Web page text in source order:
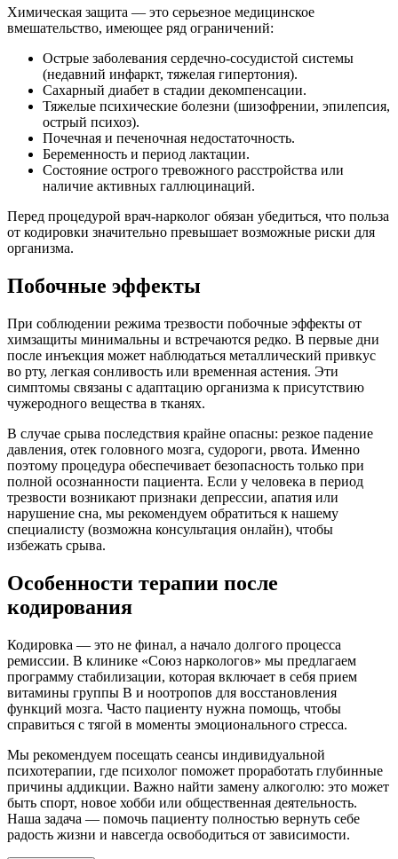
Химическая защита — это серьезное медицинское
вмешательство, имеющее ряд ограничений:
Острые заболевания сердечно-сосудистой системы
(недавний инфаркт, тяжелая гипертония).
Сахарный диабет в стадии декомпенсации.
Тяжелые психические болезни (шизофрении, эпилепсия,
острый психоз).
Почечная и печеночная недостаточность.
Беременность и период лактации.
Состояние острого тревожного расстройства или
наличие активных галлюцинаций.
Перед процедурой врач-нарколог обязан убедиться, что польза
от кодировки значительно превышает возможные риски для
организма.
Побочные эффекты
При соблюдении режима трезвости побочные эффекты от
химзащиты минимальны и встречаются редко. В первые дни
после инъекция может наблюдаться металлический привкус
во рту, легкая сонливость или временная астения. Эти
симптомы связаны с адаптацию организма к присутствию
чужеродного вещества в тканях.
В случае срыва последствия крайне опасны: резкое падение
давления, отек головного мозга, судороги, рвота. Именно
поэтому процедура обеспечивает безопасность только при
полной осознанности пациента. Если у человека в период
трезвости возникают признаки депрессии, апатия или
нарушение сна, мы рекомендуем обратиться к нашему
специалисту (возможна консультация онлайн), чтобы
избежать срыва.
Особенности терапии после
кодирования
Кодировка — это не финал, а начало долгого процесса
ремиссии. В клинике «Союз наркологов» мы предлагаем
программу стабилизации, которая включает в себя прием
витамины группы B и ноотропов для восстановления
функций мозга. Часто пациенту нужна помощь, чтобы
справиться с тягой в моменты эмоционального стресса.
Мы рекомендуем посещать сеансы индивидуальной
психотерапии, где психолог поможет проработать глубинные
причины аддикции. Важно найти замену алкоголю: это может
быть спорт, новое хобби или общественная деятельность.
Наша задача — помочь пациенту полностью вернуть себе
радость жизни и навсегда освободиться от зависимости.